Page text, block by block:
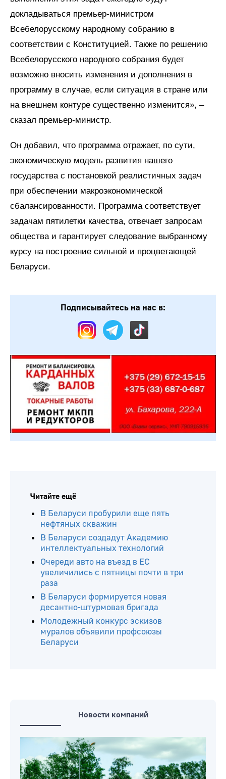
докладываться премьер-министром
Всебелорусскому народному собранию в
соответствии с Конституцией. Также по решению
Всебелорусского народного собрания будет
возможно вносить изменения и дополнения в
программу в случае, если ситуация в стране или
на внешнем контуре существенно изменится», –
сказал премьер-министр.
Он добавил, что программа отражает, по сути,
экономическую модель развития нашего
государства с постановкой реалистичных задач
при обеспечении макроэкономической
сбалансированности. Программа соответствует
задачам пятилетки качества, отвечает запросам
общества и гарантирует следование выбранному
курсу на построение сильной и процветающей
Беларуси.
Подписывайтесь на нас в:
Читайте ещё
В Беларуси пробурили еще пять
нефтяных скважин
В Беларуси создадут Академию
интеллектуальных технологий
Очереди авто на въезд в ЕС
увеличились с пятницы почти в три
раза
В Беларуси формируется новая
десантно-штурмовая бригада
Молодежный конкурс эскизов
муралов объявили профсоюзы
Беларуси
Новости компаний